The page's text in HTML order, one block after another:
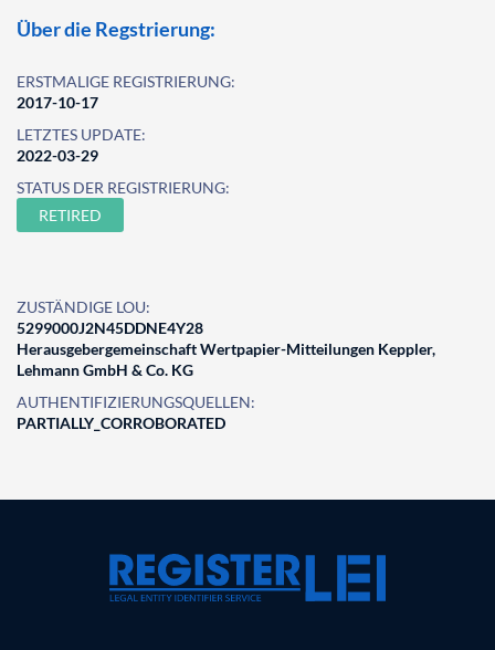
Über die Regstrierung:
ERSTMALIGE REGISTRIERUNG:
2017-10-17
LETZTES UPDATE:
2022-03-29
STATUS DER REGISTRIERUNG:
RETIRED
ZUSTÄNDIGE LOU:
5299000J2N45DDNE4Y28
Herausgebergemeinschaft Wertpapier-Mitteilungen Keppler,
Lehmann GmbH & Co. KG
AUTHENTIFIZIERUNGSQUELLEN:
PARTIALLY_CORROBORATED